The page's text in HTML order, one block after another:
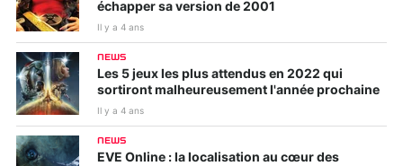
échapper sa version de 2001
Il y a 4 ans
NEWS
Les 5 jeux les plus attendus en 2022 qui
sortiront malheureusement l'année prochaine
Il y a 4 ans
NEWS
EVE Online : la localisation au cœur des